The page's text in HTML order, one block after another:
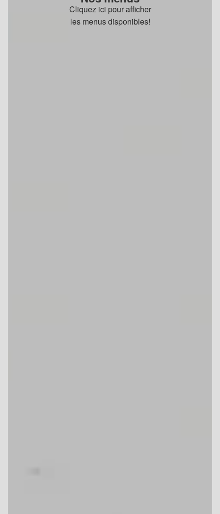
Cliquez ici pour afficher
les menus disponibles!